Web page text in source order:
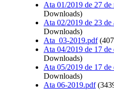
Ata 01/2019 de 27 de
Downloads)
Ata 02/2019 de 23
Downloads)
Ata_03-2019.pdf
Ata 04/2019 de 17 de
Downloads)
Ata 05/2019 de 17 de
Downloads)
Ata 06-2019.pdf